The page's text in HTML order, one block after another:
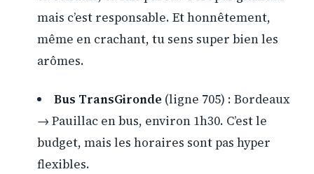
mais c’est responsable. Et honnêtement,
même en crachant, tu sens super bien les
arômes.
Bus TransGironde (ligne 705) : Bordeaux
→ Pauillac en bus, environ 1h30. C’est le
budget, mais les horaires sont pas hyper
flexibles.